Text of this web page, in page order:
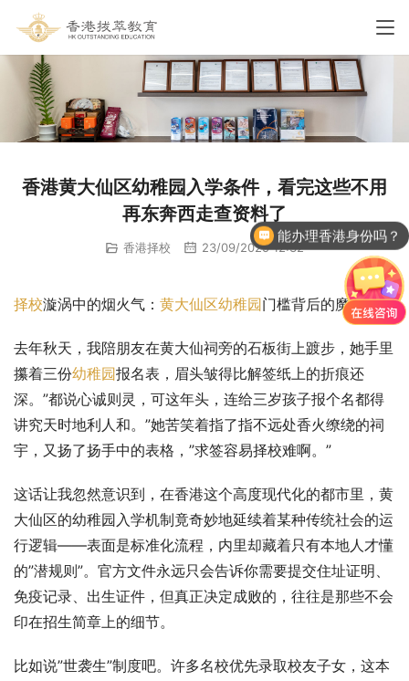
香港黄大仙区幼稚园入学条件，看完这些不用
再东奔西走查资料了
香港择校 23/09/2025 12:32
择校漩涡中的烟火气： 黄大仙区幼稚园门槛背后的魔幻现实
去年秋天，我陪朋友在黄大仙祠旁的石板街上踱步，她手里
攥着三份幼稚园报名表，眉头皱得比解签纸上的折痕还
深。”都说心诚则灵，可这年头，连给三岁孩子报个名都得
讲究天时地利人和。”她苦笑着指了指不远处香火缭绕的祠
宇，又扬了扬手中的表格，”求签容易择校难啊。”
这话让我忽然意识到，在香港这个高度现代化的都市里，黄
大仙区的幼稚园入学机制竟奇妙地延续着某种传统社会的运
行逻辑——表面是标准化流程，内里却藏着只有本地人才懂
的”潜规则”。官方文件永远只会告诉你需要提交住址证明、
免疫记录、出生证件，但真正决定成败的，往往是那些不会
印在招生简章上的细节。
比如说”世袭生”制度吧。许多名校优先录取校友子女，这本
能办理香港身份吗？